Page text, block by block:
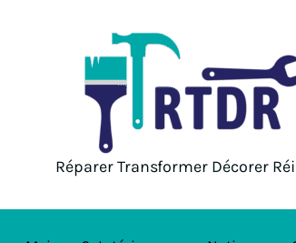
Réparer Transformer Décorer